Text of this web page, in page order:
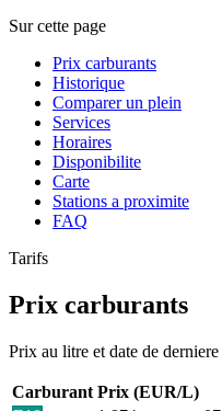
Sur cette page
Prix carburants
Historique
Comparer un plein
Services
Horaires
Disponibilite
Carte
Stations a proximite
FAQ
Tarifs
Prix carburants
Prix au litre et date de
Carburant Prix (EUR/L)